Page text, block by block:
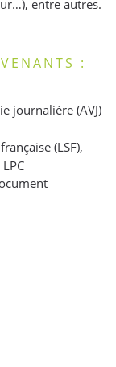
entre autres.
:
journalière (AVJ)
(LSF),